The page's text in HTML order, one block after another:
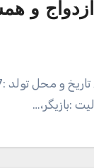
و
:بازیگر،…